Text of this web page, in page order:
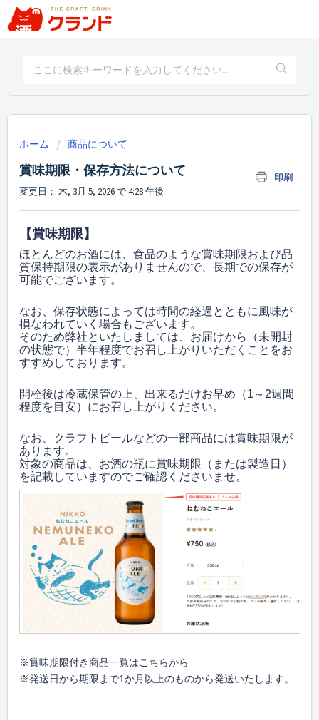
ホーム 商品について
賞味期限・保存方法について
印刷
変更日： 木, 3月 5, 2026 で 4:28 午後
【賞味期限】
ほとんどのお酒には、食品のような賞味期限および品
質保持期限の表示がありませんので、長期での保存が
可能でございます。
なお、保存状態によっては時間の経過とともに風味が
損なわれていく場合もございます。
そのため弊社といたしましては、お届けから（未開封
の状態で）半年程度でお召し上がりいただくことをお
すすめしております。
開栓後は冷蔵保管の上、 出来るだけお早め（1～2週間
程度を目安）にお召し上がりください。
なお、クラフトビールなどの一部商品には賞味期限が
あります。
対象の商品は、お酒の瓶に賞味期限（または製造日）
を記載していますのでご確認くださいませ。
※賞味期限付き商品一覧はこちらから
※発送日から期限まで1か月以上のものから発送いたします。